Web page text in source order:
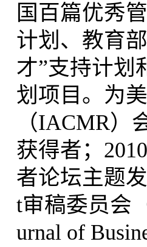
国百篇优秀
计划、教育
才”支持计划
划项目。为
（IACMR）
获得者；
者论坛主题
t审稿委员会
urnal of